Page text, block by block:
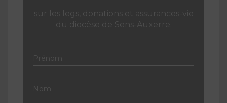
sur les legs, donations et assurances-vie
du diocèse de Sens-Auxerre.